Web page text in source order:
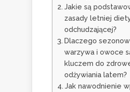
Jakie są
zasady letniej
odchudzającej?
Dlaczego
warzywa i owoce
kluczem do
odżywiania latem?
Jak nawodnienie